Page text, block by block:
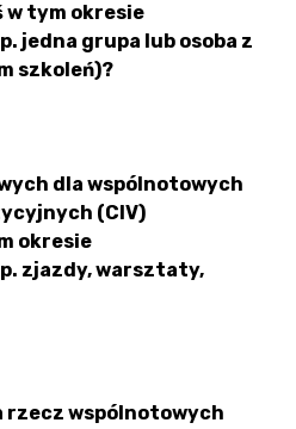
w tym okresie
jedna grupa lub osoba z
szkoleń)?
dla wspólnotowych
(CIV)
okresie
zjazdy, warsztaty,
rzecz wspólnotowych